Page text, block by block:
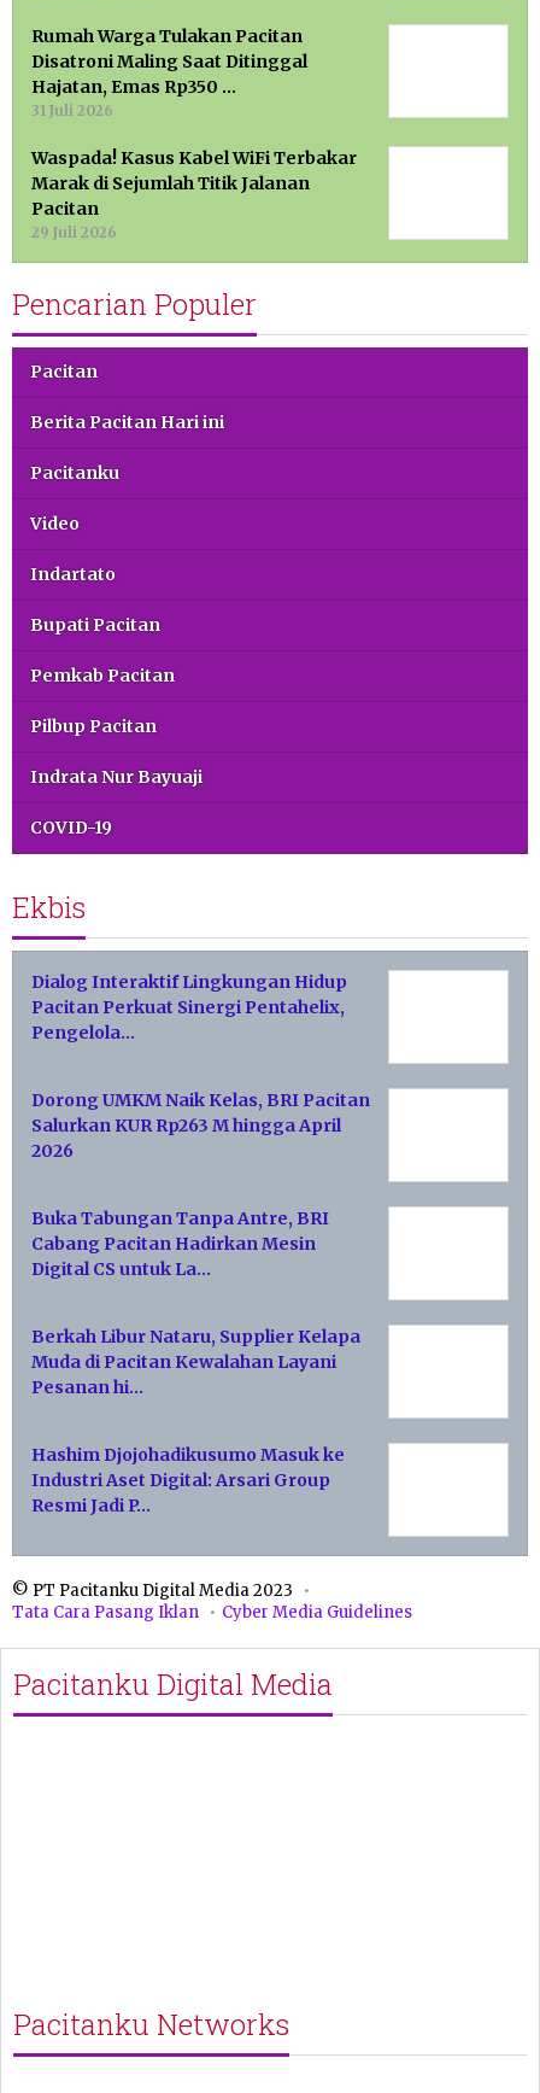
Rumah Warga Tulakan Pacitan
Disatroni Maling Saat Ditinggal
Hajatan, Emas Rp350 …
31 Juli 2026
Waspada! Kasus Kabel WiFi Terbakar
Marak di Sejumlah Titik Jalanan
Pacitan
29 Juli 2026
Pencarian Populer
Pacitan
Berita Pacitan Hari ini
Pacitanku
Video
Indartato
Bupati Pacitan
Pemkab Pacitan
Pilbup Pacitan
Indrata Nur Bayuaji
COVID-19
Ekbis
Dialog Interaktif Lingkungan Hidup
Pacitan Perkuat Sinergi Pentahelix,
Pengelola…
Dorong UMKM Naik Kelas, BRI Pacitan
Salurkan KUR Rp263 M hingga April
2026
Buka Tabungan Tanpa Antre, BRI
Cabang Pacitan Hadirkan Mesin
Digital CS untuk La…
Berkah Libur Nataru, Supplier Kelapa
Muda di Pacitan Kewalahan Layani
Pesanan hi…
Hashim Djojohadikusumo Masuk ke
Industri Aset Digital: Arsari Group
Resmi Jadi P…
© PT Pacitanku Digital Media 2023
Tata Cara Pasang Iklan
Cyber Media Guidelines
Pacitanku Digital Media
Pacitanku Networks